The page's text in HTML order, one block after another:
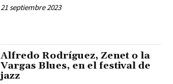
21 septiembre 2023
Alfredo Rodríguez, Zenet o la
Vargas Blues, en el festival de
jazz